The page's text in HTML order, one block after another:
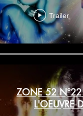
Trailer
ZONE 52
L'OEUVRE